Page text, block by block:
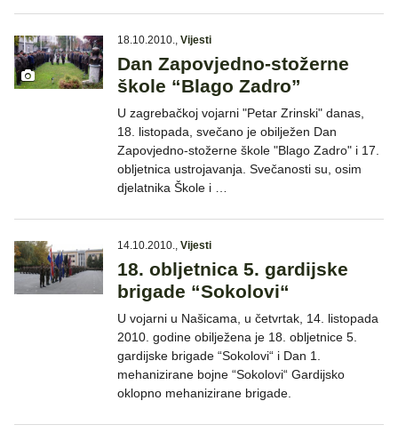
18.10.2010., Vijesti
Dan Zapovjedno-stožerne
škole “Blago Zadro”
U zagrebačkoj vojarni "Petar Zrinski" danas,
18. listopada, svečano je obilježen Dan
Zapovjedno-stožerne škole "Blago Zadro" i 17.
obljetnica ustrojavanja. Svečanosti su, osim
djelatnika Škole i …
14.10.2010., Vijesti
18. obljetnica 5. gardijske
brigade “Sokolovi“
U vojarni u Našicama, u četvrtak, 14. listopada
2010. godine obilježena je 18. obljetnice 5.
gardijske brigade “Sokolovi“ i Dan 1.
mehanizirane bojne “Sokolovi“ Gardijsko
oklopno mehanizirane brigade.